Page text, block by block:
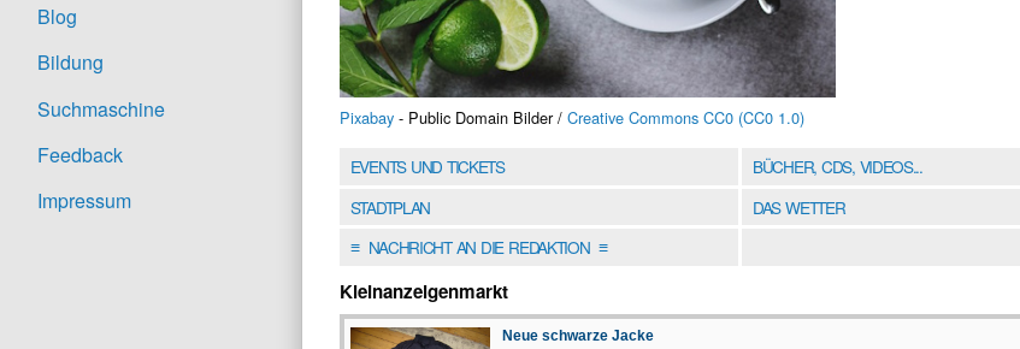
Blog
Bildung
Suchmaschine
Feedback
Impressum
Pixabay - Public Domain Bilder / Creative Commons CC0 (CC0 1.0)
EVENTS UND TICKETS
BÜCHER, CDS, VIDEOS...
STADTPLAN
DAS WETTER
≡NACHRICHT AN DIE REDAKTION≡
Kleinanzeigenmarkt
Neue schwarze Jacke